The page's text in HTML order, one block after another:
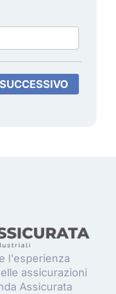
SUCCESSIVO
l'esperienza
assicurazioni
Assicurata